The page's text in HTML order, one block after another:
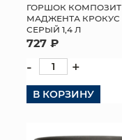
ГОРШОК КОМПОЗИТ
МАДЖЕНТА КРОКУС
СЕРЫЙ 1,4 Л
727 ₽
- +
В КОРЗИНУ